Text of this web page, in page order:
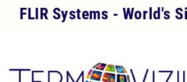
FLIR Systems - World's